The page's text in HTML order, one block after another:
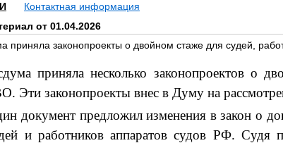
Контактная информация
от 01.04.2026
приняла законопроекты о двойном стаже для судей,
приняла несколько законопроектов о
Эти законопроекты внес в Думу на
документ предложил изменения в закон о
и работников аппаратов судов РФ. Судя